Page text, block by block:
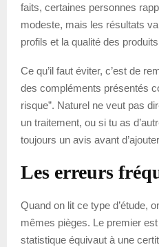
faits, certaines personnes
modeste, mais les résultats
profils et la qualité des
Ce qu’il faut éviter, c’est de
des compléments présentés
risque”. Naturel ne veut pas
un traitement, ou si tu as
toujours un avis avant
Les erreurs
Quand on lit ce type d’étude,
mêmes pièges. Le premier
statistique équivaut à une